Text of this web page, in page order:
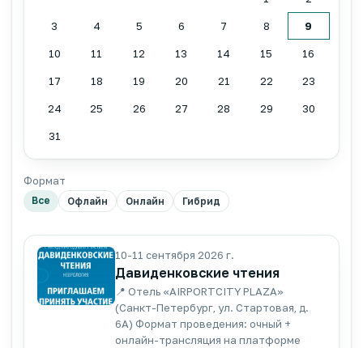
10-11 сентября 2026 г.
Давиденковские чтения
📍 Отель «AIRPORTCITY PLAZA»
(Санкт-Петербург, ул. Стартовая, д.
6А) Формат проведения: очный +
онлайн-трансляция на платформе
3 4 5 6 7 8 9
10 11 12 13 14 15 16
17 18 19 20 21 22 23
24 25 26 27 28 29 30
31
Формат
Все Офлайн Онлайн Гибрид